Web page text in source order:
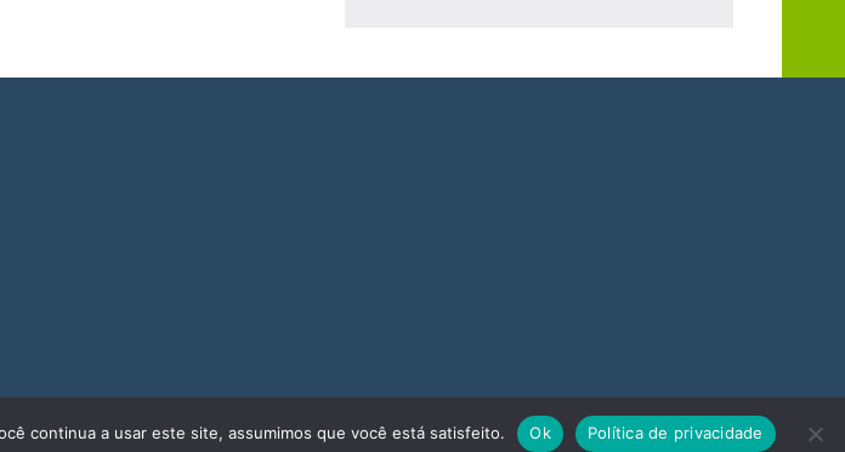
continua a usar este site, assumimos que você está satisfeito. Ok Política de privacidade